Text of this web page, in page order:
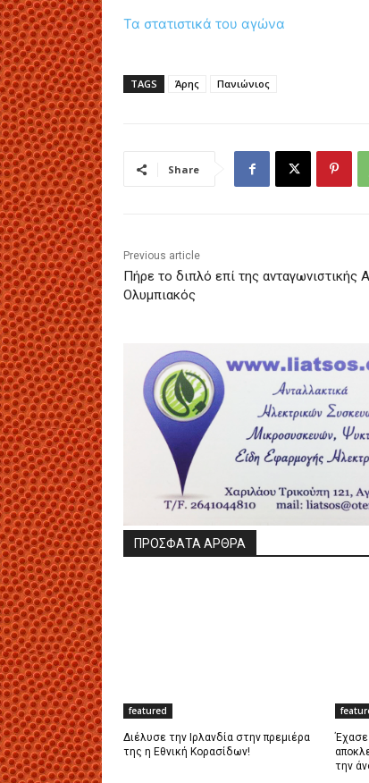
Τα στατιστικά του αγώνα
TAGS Άρης Πανιώνιος
Share
Previous article
Πήρε το διπλό επί της ανταγωνιστικής
Ολυμπιακός
ΠΡΟΣΦΑΤΑ ΑΡΘΡΑ
featured
Διέλυσε την Ιρλανδία στην πρεμιέρα
της η Εθνική Κορασίδων!
Έχασε
την